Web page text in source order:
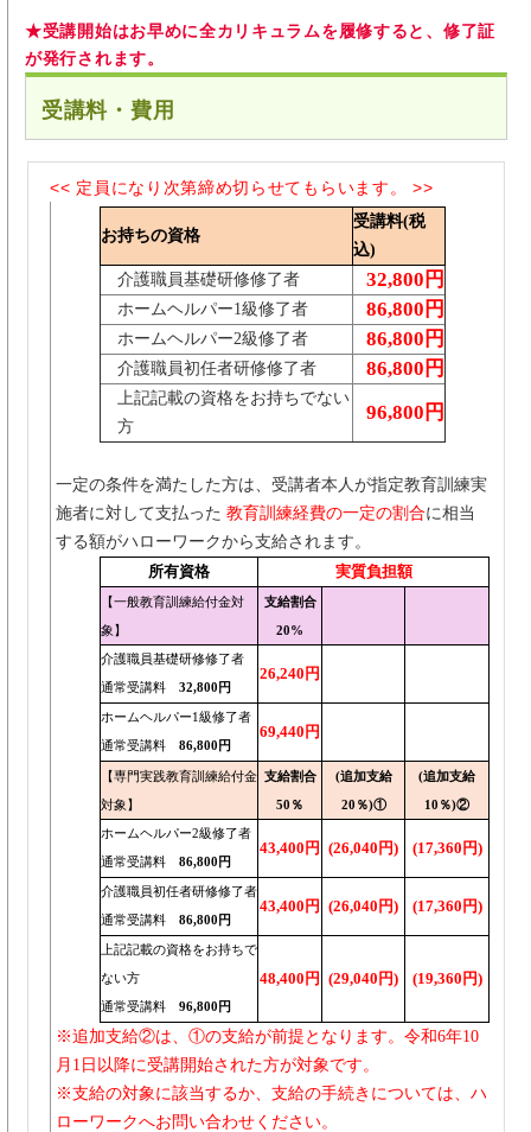
★受講開始はお早めに全カリキュラムを履修すると、修了証
が発行されます。
受講料・費用
<< 定員になり次第締め切らせてもらいます。 >>
お持ちの資格
受講料(税
込)
介護職員基礎研修修了者
32,800円
ホームヘルパー1級修了者 86,800円
ホームヘルパー2級修了者 86,800円
介護職員初任者研修修了者 86,800円
上記記載の資格をお持ちでない
方
96,800円
一定の条件を満たした方は、受講者本人が指定教育訓練実
施者に対して支払った 教育訓練経費の一定の割合に相当
する額がハローワークから支給されます。
所有資格
実質負担額
【一般教育訓練給付金対
象】
支給割合
20%
介護職員基礎研修修了者
通常受講料 32,800円
26,240円
ホームヘルパー1級修了者
通常受講料 86,800円
69,440円
【専門実践教育訓練給付金
対象】
支給割合
50％
(追加支給
20％)①
(追加支給
10％)②
ホームヘルパー2級修了者
通常受講料 86,800円
43,400円 (26,040円) (17,360円)
介護職員初任者研修修了者
通常受講料 86,800円
43,400円 (26,040円) (17,360円)
上記記載の資格をお持ちで
ない方
通常受講料 96,800円
48,400円 (29,040円) (19,360円)
※追加支給②は、①の支給が前提となります。令和6年10
月1日以降に受講開始された方が対象です。
※支給の対象に該当するか、支給の手続きについては、ハ
ローワークへお問い合わせください。